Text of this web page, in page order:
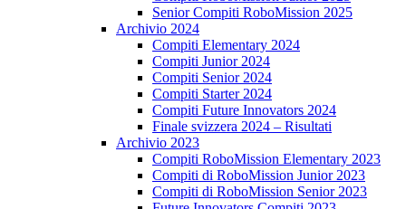
Senior Compiti RoboMission 2025
Archivio 2024
Compiti Elementary 2024
Compiti Junior 2024
Compiti Senior 2024
Compiti Starter 2024
Compiti Future Innovators 2024
Finale svizzera 2024 – Risultati
Archivio 2023
Compiti RoboMission Elementary 2023
Compiti di RoboMission Junior 2023
Compiti di RoboMission Senior 2023